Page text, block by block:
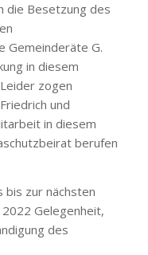
die Besetzung des
Gemeinderäte G.
in diesem
zogen
und
in diesem
berufen
bis zur nächsten
Gelegenheit,
des